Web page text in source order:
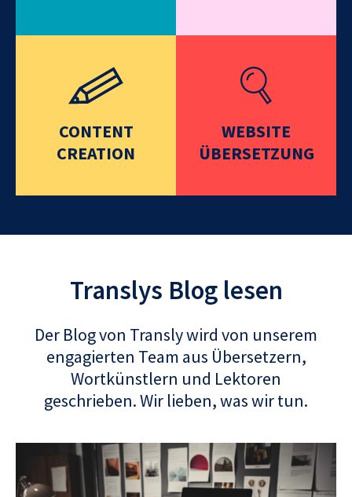
CONTENT
CREATION
WEBSITE
ÜBERSETZUNG
Translys Blog lesen
Der Blog von Transly wird von unserem
engagierten Team aus Übersetzern,
Wortkünstlern und Lektoren
geschrieben. Wir lieben, was wir tun.